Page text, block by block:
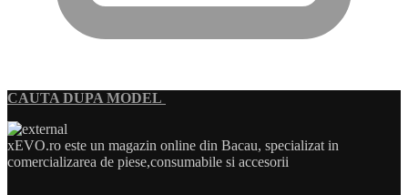
CAUTA DUPA MODEL
xEVO.ro este un magazin online din Bacau, specializat in
comercializarea de piese,consumabile si accesorii